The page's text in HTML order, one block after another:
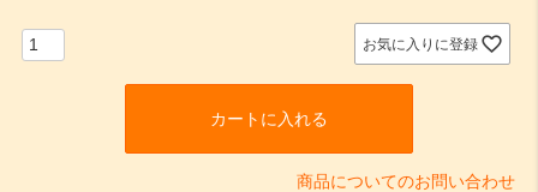
お気に入りに登録
カートに入れる
商品についてのお問い合わせ